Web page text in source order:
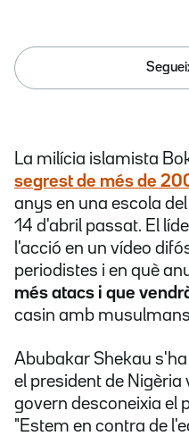
La milícia islamista
segrest de més de
anys en una escola
14 d'abril passat. El
l'acció en un vídeo
periodistes i en què
més atacs i que
casin amb
Abubakar Shekau
el president de Nigèria
govern desconeixia el
"Estem en contra de